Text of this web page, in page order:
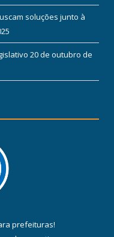
soluções junto à
20 de outubro de
prefeituras!